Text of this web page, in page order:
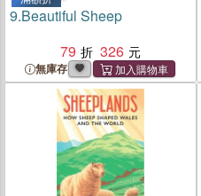
9.Beautiful Sheep
79
326
無庫存